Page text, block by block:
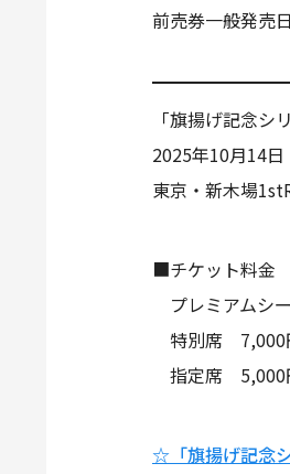
前売券一般発売
「旗揚げ記念シ
2025年10月14
東京・新木場
■チケット料金
プレミアムシ
特別席 7,000
指定席 5,000
☆「旗揚げ記念